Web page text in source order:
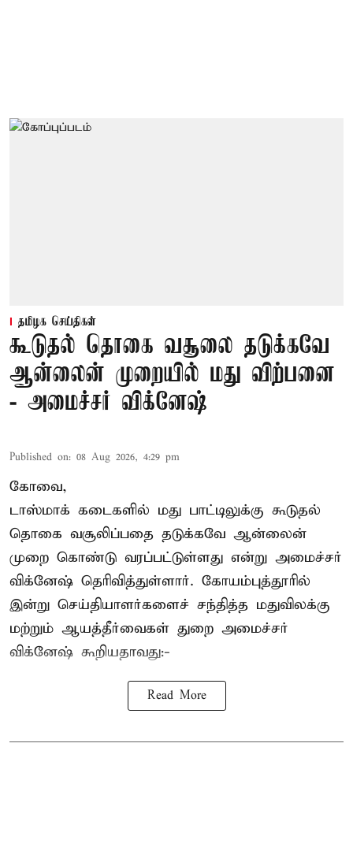
தமிழக செய்திகள்
கூடுதல் தொகை வசூலை தடுக்கவே
ஆன்லைன் முறையில் மது விற்பனை
- அமைச்சர் விக்னேஷ்
Published on: 08 Aug 2026, 4:29 pm
கோவை,
டாஸ்மாக் கடைகளில் மது பாட்டிலுக்கு கூடுதல்
தொகை வசூலிப்பதை தடுக்கவே ஆன்லைன்
முறை கொண்டு வரப்பட்டுள்ளது என்று அமைச்சர்
விக்னேஷ் தெரிவித்துள்ளார். கோயம்புத்தூரில்
இன்று செய்தியாளர்களைச் சந்தித்த மதுவிலக்கு
மற்றும் ஆயத்தீர்வைகள் துறை அமைச்சர்
விக்னேஷ் கூறியதாவது:-
Read More